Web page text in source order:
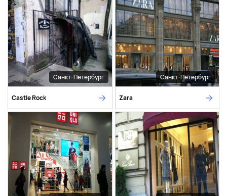
Санкт-Петербург
Castle Rock
Санкт-Петербург
Zara